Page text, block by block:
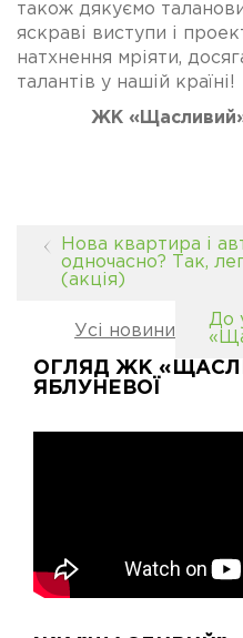
також дякуємо
яскраві виступи і
натхнення мріяти,
талантів у нашій країні!
ЖК
Нова квартира і
одночасно? Так,
(акція)
До
Усі новини
ОГЛЯД ЖК
ЯБЛУНЕВОЇ